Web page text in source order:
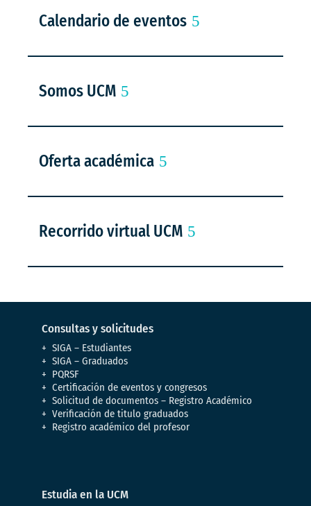
Calendario de eventos
Somos UCM
Oferta académica
Recorrido virtual UCM
Consultas y solicitudes
SIGA – Estudiantes
SIGA – Graduados
PQRSF
Certificación de eventos y congresos
Solicitud de documentos – Registro Académico
Verificación de titulo graduados
Registro académico del profesor
Estudia en la UCM